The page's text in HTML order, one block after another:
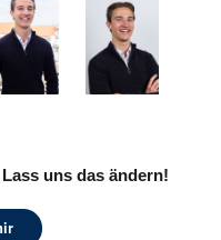
uns das ändern!